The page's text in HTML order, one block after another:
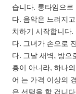
습니다. 롱타임으
다. 음악은 느려지
치하기 시작합니다
다. 그녀가 손으로
다. 그날 새벽, 방으
흥이 아니라, 하나
어 는 가격 이상의
은 선택을 할 겁니